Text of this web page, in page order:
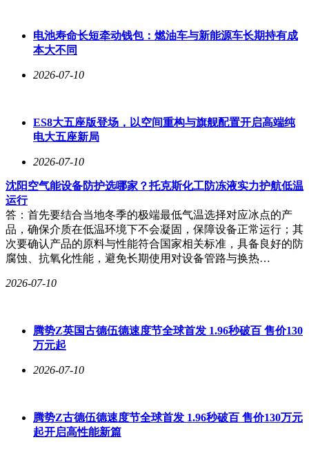
电池寿命长短牵动钱包：燃油车与新能源车长期持有成
本大不同
2026-07-10
ES8大五座版登场，以空间重构与旗舰配置开启高端纯
电大五座新局
2026-07-10
沈阳空气能设备防护选哪家？托克斯化工防冻液实力护航低温
运行
答：首先要结合当地冬季的极端最低气温选择对应冰点的产
品，确保介质在低温环境下不会凝固，保障设备正常运行；其
次要确认产品的原料与性能符合国家相关标准，具备良好的防
腐蚀、抗氧化性能，避免长期使用对设备管路与换热…
2026-07-10
腾势Z英国古德伍德速度节全球首发 1.96秒破百 售价130
万元起
2026-07-10
腾势Z古德伍德速度节全球首发 1.96秒破百 售价130万元
起开启高性能新篇